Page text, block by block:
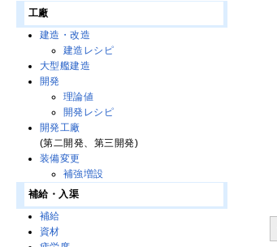
工廠
建造・改造
建造レシピ
大型艦建造
開発
理論値
開発レシピ
開発工廠
(第二開発、第三開発)
装備変更
補強増設
補給・入渠
補給
資材